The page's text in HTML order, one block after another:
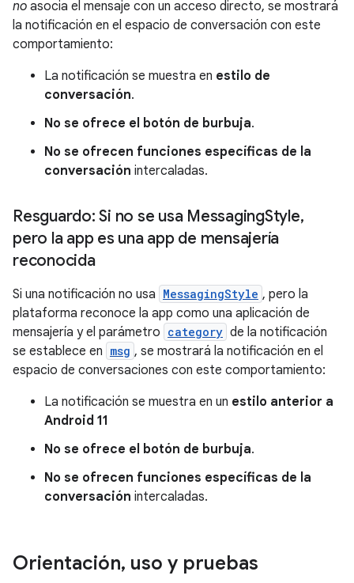
no asocia el mensaje con un acceso directo, se mostrará
la notificación en el espacio de conversación con este
comportamiento:
La notificación se muestra en estilo de
conversación.
No se ofrece el botón de burbuja.
No se ofrecen funciones específicas de la
conversación intercaladas.
Resguardo: Si no se usa MessagingStyle,
pero la app es una app de mensajería
reconocida
Si una notificación no usa MessagingStyle , pero la
plataforma reconoce la app como una aplicación de
mensajería y el parámetro category de la notificación
se establece en msg , se mostrará la notificación en el
espacio de conversaciones con este comportamiento:
La notificación se muestra en un estilo anterior a
Android 11
No se ofrece el botón de burbuja.
No se ofrecen funciones específicas de la
conversación intercaladas.
Orientación, uso y pruebas